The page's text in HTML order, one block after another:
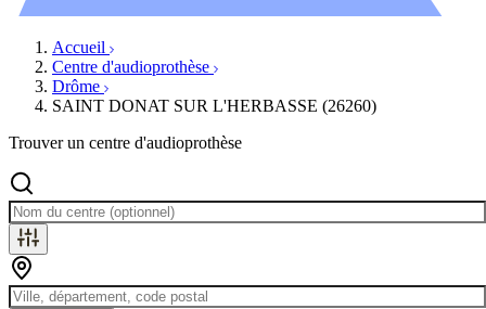
Accueil
Centre d'audioprothèse
Drôme
SAINT DONAT SUR L'HERBASSE (26260)
Trouver un centre d'audioprothèse